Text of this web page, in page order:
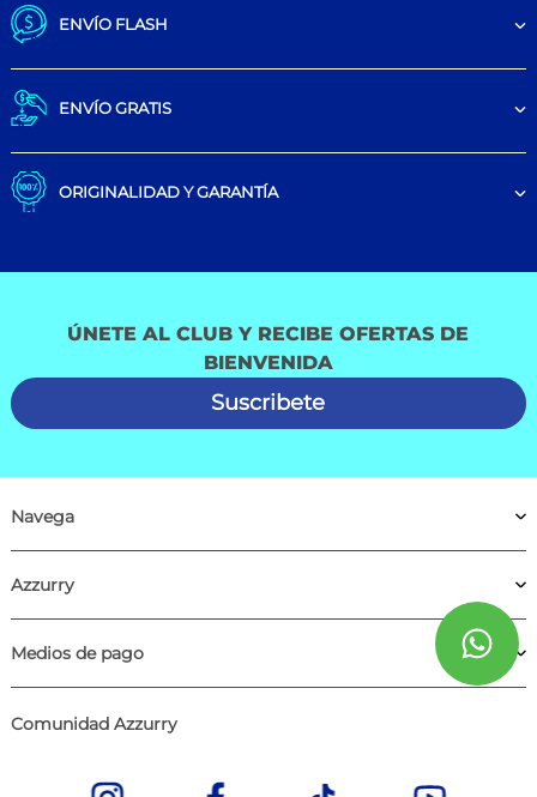
ENVÍO FLASH
ENVÍO GRATIS
ORIGINALIDAD Y GARANTÍA
ÚNETE AL CLUB Y RECIBE OFERTAS DE
BIENVENIDA
Suscribete
Navega
Azzurry
Medios de pago
Comunidad Azzurry